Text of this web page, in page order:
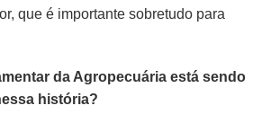
que é importante sobretudo para
da Agropecuária está sendo
história?